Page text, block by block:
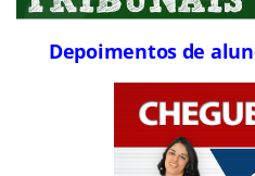
Depoimentos de